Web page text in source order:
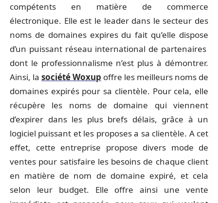
compétents en matière de commerce
électronique. Elle est le leader dans le secteur des
noms de domaines expires du fait qu’elle dispose
d’un puissant réseau international de partenaires
dont le professionnalisme n’est plus à démontrer.
Ainsi, la société Woxup offre les meilleurs noms de
domaines expirés pour sa clientèle. Pour cela, elle
récupère les noms de domaine qui viennent
d’expirer dans les plus brefs délais, grâce à un
logiciel puissant et les proposes a sa clientèle. A cet
effet, cette entreprise propose divers mode de
ventes pour satisfaire les besoins de chaque client
en matière de nom de domaine expiré, et cela
selon leur budget. Elle offre ainsi une vente